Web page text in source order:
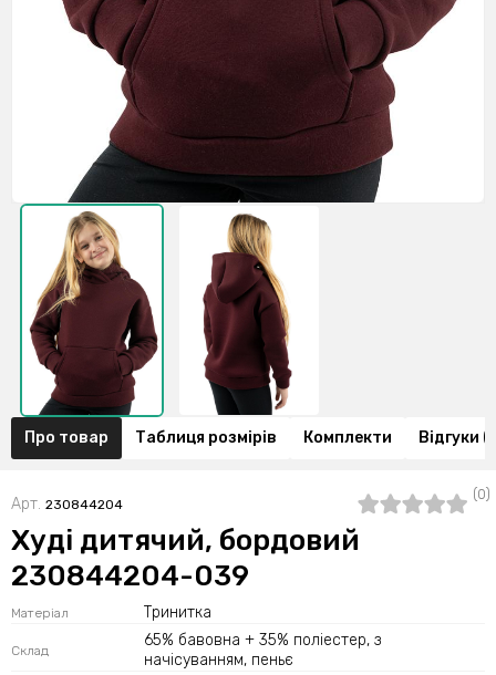
Про товар Таблиця розмірів Комплекти Відгуки
Арт. 230844204
(0)
Худі дитячий, бордовий
230844204-039
Матеріал Тринитка
Склад
65% бавовна + 35% поліестер, з
начісуванням, пеньє